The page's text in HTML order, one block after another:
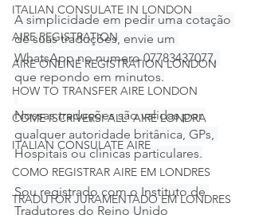
ITALIAN CONSULATE IN LONDON
AIRE REGISTRATION
AIRE ONLINE REGISTRATION LONDON
HOW TO TRANSFER AIRE LONDON
COME ISCRIVERSI ALL' AIRE LONDRA
ITALIAN CONSULATE AIRE
COMO REGISTRAR AIRE EM LONDRES
TRADUTOR JURAMENTADO EM LONDRES
A simplicidade em pedir uma cotação
de suas traduções, envie um
WhatsApp no numero 07783437077,
que repondo em minutos.
Nossas traduções são validas por
qualquer autoridade britânica, GPs,
Hospitais ou clinicas particulares.
Sou registrado com o Instituto de
Tradutores do Reino Unido